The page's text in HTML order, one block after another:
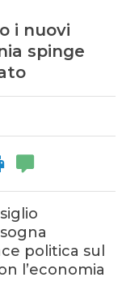
i nuovi
spinge
politica sul
l’economia